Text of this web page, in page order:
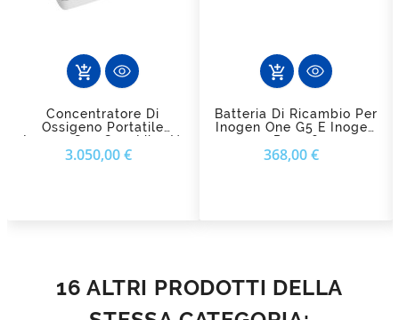
add_shopping_cart
Concentratore Di
Ossigeno Portatile
Inogen One G5 - Libertà
E Autonomia 24/7
3.050,00 €
add_shopping_cart
Batteria Di Ricambio Per
Inogen One G5 E Inogen
Rove 6
368,00 €
16 ALTRI PRODOTTI DELLA